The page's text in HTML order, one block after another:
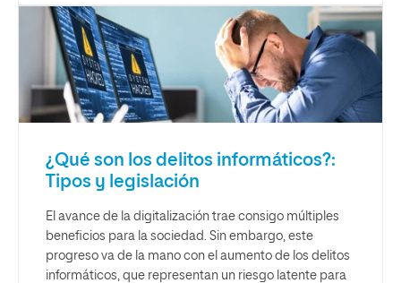
¿Qué son los delitos informáticos?:
Tipos y legislación
El avance de la digitalización trae consigo múltiples
beneficios para la sociedad. Sin embargo, este
progreso va de la mano con el aumento de los delitos
informáticos, que representan un riesgo latente para